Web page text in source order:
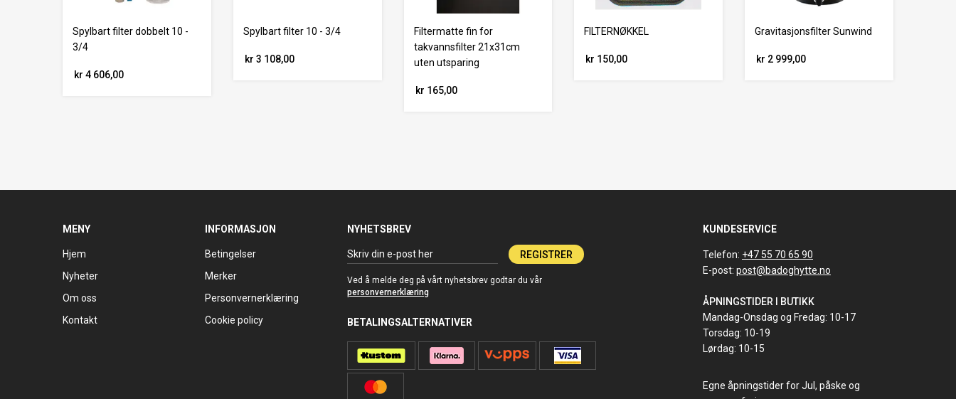
Spylbart filter dobbelt 10 -
3/4
kr 4 606,00
Spylbart filter 10 - 3/4
kr 3 108,00
Filtermatte fin for
takvannsfilter 21x31cm
uten utsparing
kr 165,00
FILTERNØKKEL
kr 150,00
Gravitasjonsfilter Sunwind
kr 2 999,00
MENY
Hjem
Nyheter
Om oss
Kontakt
INFORMASJON
Betingelser
Merker
Personvernerklæring
Cookie policy
NYHETSBREV
REGISTRER
Ved å melde deg på vårt nyhetsbrev godtar du vår
personvernerklæring
BETALINGSALTERNATIVER
KUNDESERVICE
Telefon: +47 55 70 65 90
E-post: post@badoghytte.no
ÅPNINGSTIDER I BUTIKK
Mandag-Onsdag og Fredag: 10-17
Torsdag: 10-19
Lørdag: 10-15
Egne åpningstider for Jul, påske og